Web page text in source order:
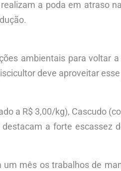
a poda em atraso
ambientais para voltar
deve aproveitar
a R$ 3,00/kg), Cascudo
a forte escassez
mês os trabalhos de